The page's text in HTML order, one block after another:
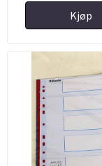
Kjøp